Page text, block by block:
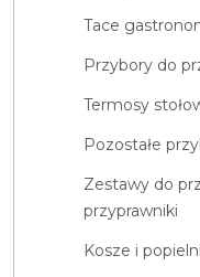
Tace
Przybory do
Termosy
Pozostałe
Zestawy do
przyprawniki
Kosze i